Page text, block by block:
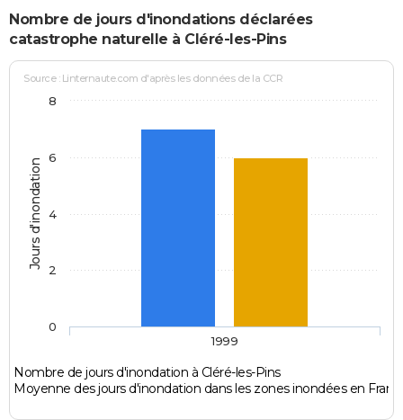
Nombre de jours d'inondations déclarées
catastrophe naturelle à Cléré-les-Pins
Jours d'inondation
Source : Linternaute.com d'après les données de la CCR
Nombre de jours d'inondation à Cléré-les-Pins
Moyenne des jours d'inondation dans les zones inondées en
1999
0
2
4
6
8